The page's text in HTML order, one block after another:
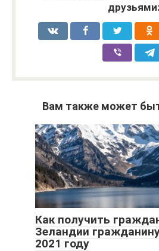
друзьями:
Вам также может
Как получить
Зеландии
2021 году